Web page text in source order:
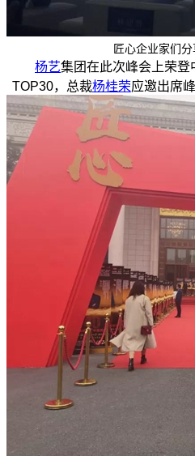
匠心企业家们
杨艺集团在此次峰会上荣登
TOP30，总裁杨桂荣应邀出席